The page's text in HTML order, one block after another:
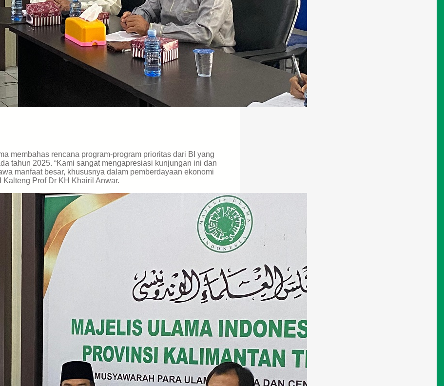
membahas rencana program-program prioritas dari BI yang
tahun 2025. “Kami sangat mengapresiasi kunjungan ini dan
manfaat besar, khususnya dalam pemberdayaan ekonomi
Kalteng Prof Dr KH Khairil Anwar.